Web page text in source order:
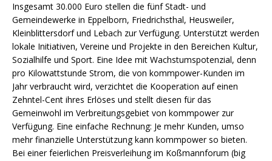
Insgesamt 30.000 Euro stellen die fünf Stadt- und
Gemeindewerke in Eppelborn, Friedrichsthal, Heusweiler,
Kleinblittersdorf und Lebach zur Verfügung. Unterstützt werden
lokale Initiativen, Vereine und Projekte in den Bereichen Kultur,
Sozialhilfe und Sport. Eine Idee mit Wachstumspotenzial, denn
pro Kilowattstunde Strom, die von kommpower-Kunden im
Jahr verbraucht wird, verzichtet die Kooperation auf einen
Zehntel-Cent ihres Erlöses und stellt diesen für das
Gemeinwohl im Verbreitungsgebiet von kommpower zur
Verfügung. Eine einfache Rechnung: Je mehr Kunden, umso
mehr finanzielle Unterstützung kann kommpower so bieten.
Bei einer feierlichen Preisverleihung im Koßmannforum (big